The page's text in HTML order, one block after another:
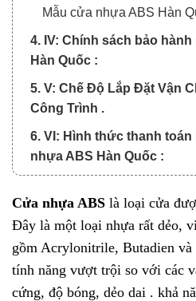
Mẫu cửa nhựa ABS Hàn
4. IV: Chính sách bảo
Hàn Quốc :
5. V: Chế Độ Lắp Đặt Vận
Công Trình .
6. VI: Hình thức thanh
nhựa ABS Hàn Quốc :
Quốc:
8. VIII: Video thực tế tại
Cửa nhựa ABS là loại cửa
Đây là một loại nhựa rất dẻo,
gồm Acrylonitrile, Butadien
tính năng vượt trội so với các
cứng, độ bóng, dẻo dai . khả